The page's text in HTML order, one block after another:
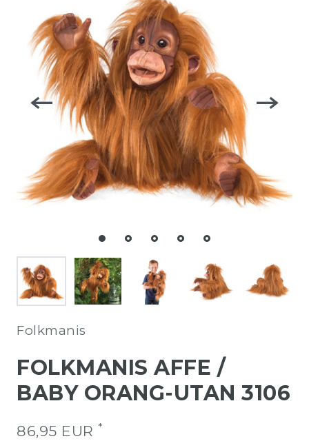
Folkmanis
FOLKMANIS AFFE /
BABY ORANG-UTAN 3106
86,95 EUR *